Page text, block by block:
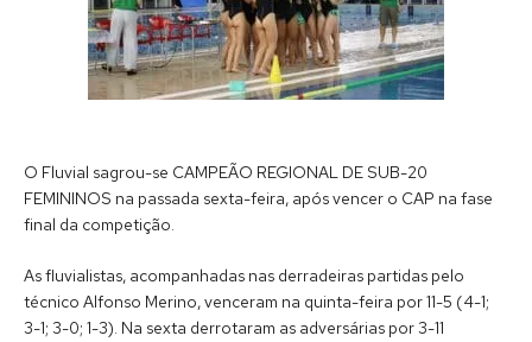
O Fluvial sagrou-se CAMPEÃO REGIONAL DE SUB-20
FEMININOS na passada sexta-feira, após vencer o CAP na fase
final da competição.
As fluvialistas, acompanhadas nas derradeiras partidas pelo
técnico Alfonso Merino, venceram na quinta-feira por 11-5 (4-1;
3-1; 3-0; 1-3). Na sexta derrotaram as adversárias por 3-11